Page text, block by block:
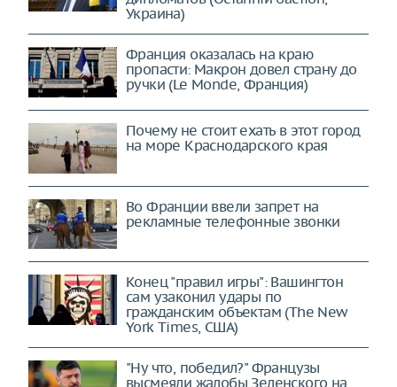
Украина)
Франция оказалась на краю
пропасти: Макрон довел страну до
ручки (Le Monde, Франция)
Почему не стоит ехать в этот город
на море Краснодарского края
Во Франции ввели запрет на
рекламные телефонные звонки
Конец "правил игры": Вашингтон
сам узаконил удары по
гражданским объектам (The New
York Times, США)
"Ну что, победил?" Французы
высмеяли жалобы Зеленского на